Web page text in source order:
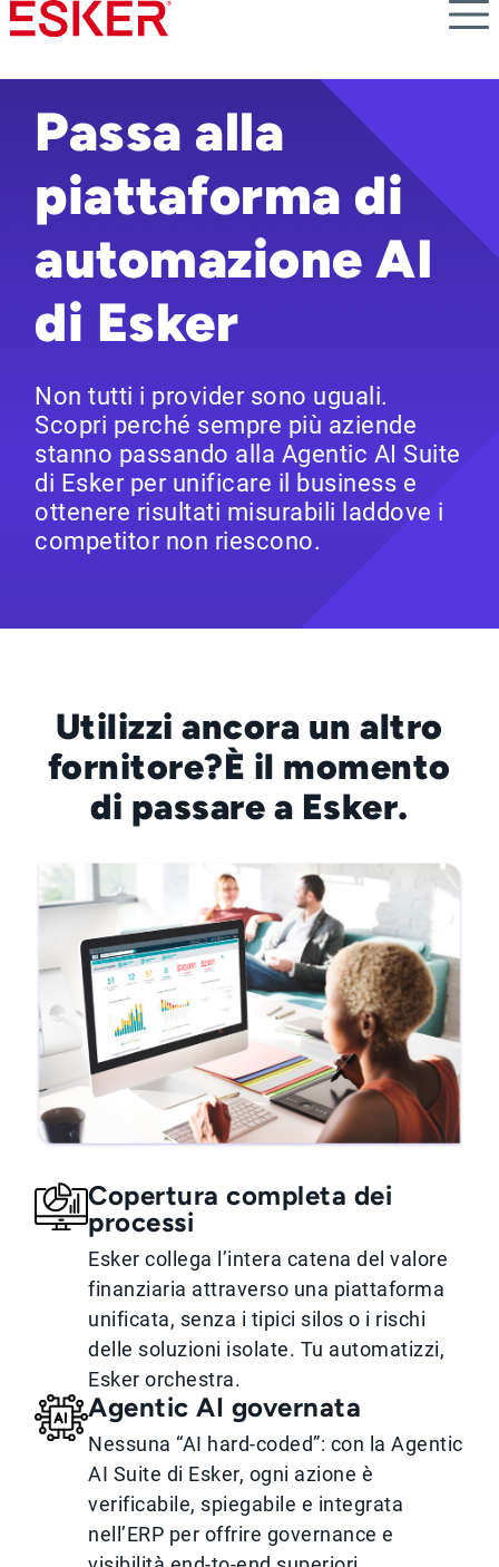
Skip
to
content
Passa alla
piattaforma di
automazione AI
di Esker
Non tutti i provider sono uguali.
Scopri perché sempre più aziende
stanno passando alla Agentic AI Suite
di Esker per unificare il business e
ottenere risultati misurabili laddove i
competitor non riescono.
Utilizzi ancora un altro
fornitore?È il momento
di passare a Esker.
Copertura completa dei
processi
Esker collega l’intera catena del valore
finanziaria attraverso una piattaforma
unificata, senza i tipici silos o i rischi
delle soluzioni isolate. Tu automatizzi,
Esker orchestra.
Agentic AI governata
Nessuna “AI hard-coded”: con la Agentic
AI Suite di Esker, ogni azione è
verificabile, spiegabile e integrata
nell’ERP per offrire governance e